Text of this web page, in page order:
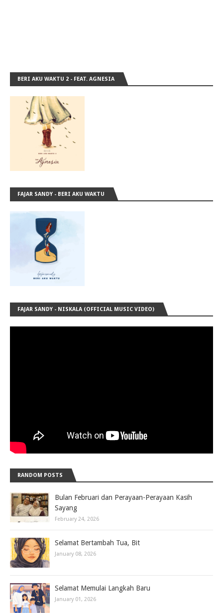
BERI AKU WAKTU 2 - FEAT. AGNESIA
FAJAR SANDY - BERI AKU WAKTU
FAJAR SANDY - NISKALA (OFFICIAL MUSIC VIDEO)
RANDOM POSTS
Bulan Februari dan Perayaan-Perayaan Kasih
Sayang
February 24, 2026
Selamat Bertambah Tua, Bit
January 08, 2026
Selamat Memulai Langkah Baru
January 01, 2026